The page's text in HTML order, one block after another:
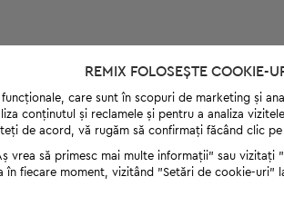
REMIX FOLOSEȘTE COOKIE-
care sunt în scopuri de marketing și
conținutul și reclamele și pentru a analiza
de acord, vă rugăm să confirmați făcând clic pe
vrea să primesc mai multe informații" sau
în fiecare moment, vizitând "Setări de cookie-uri"